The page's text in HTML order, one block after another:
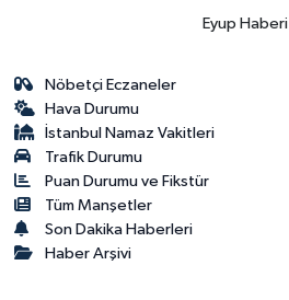
Eyup Haberi
Nöbetçi Eczaneler
Hava Durumu
İstanbul Namaz Vakitleri
Trafik Durumu
Puan Durumu ve Fikstür
Tüm Manşetler
Son Dakika Haberleri
Haber Arşivi